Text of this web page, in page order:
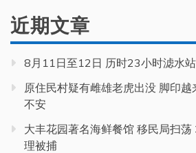
近期文章
8月11日至12日 历时23小时滤水
原住民村疑有雌雄老虎出没 脚印
不安
大丰花园著名海鲜餐馆 移民局扫
理被捕